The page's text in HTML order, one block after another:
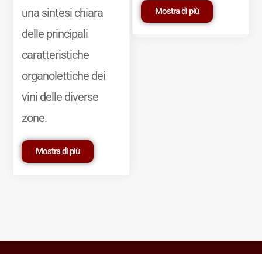
una sintesi chiara
delle principali
caratteristiche
organolettiche dei
vini delle diverse
zone.
Mostra di più
Mostra di più